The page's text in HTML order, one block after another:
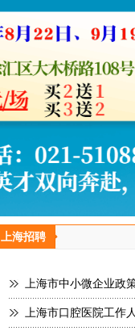
上海招聘
上海市中小微企业政
上海市口腔医院工作